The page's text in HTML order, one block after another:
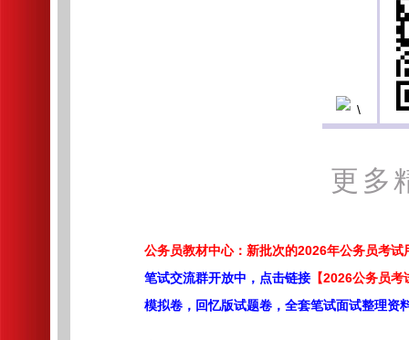
更多
公务员教材中心：新批次的2026年公务员考试
笔试交流群开放中，点击链接 【2026公务员
模拟卷，回忆版试题卷，全套笔试面试整理资